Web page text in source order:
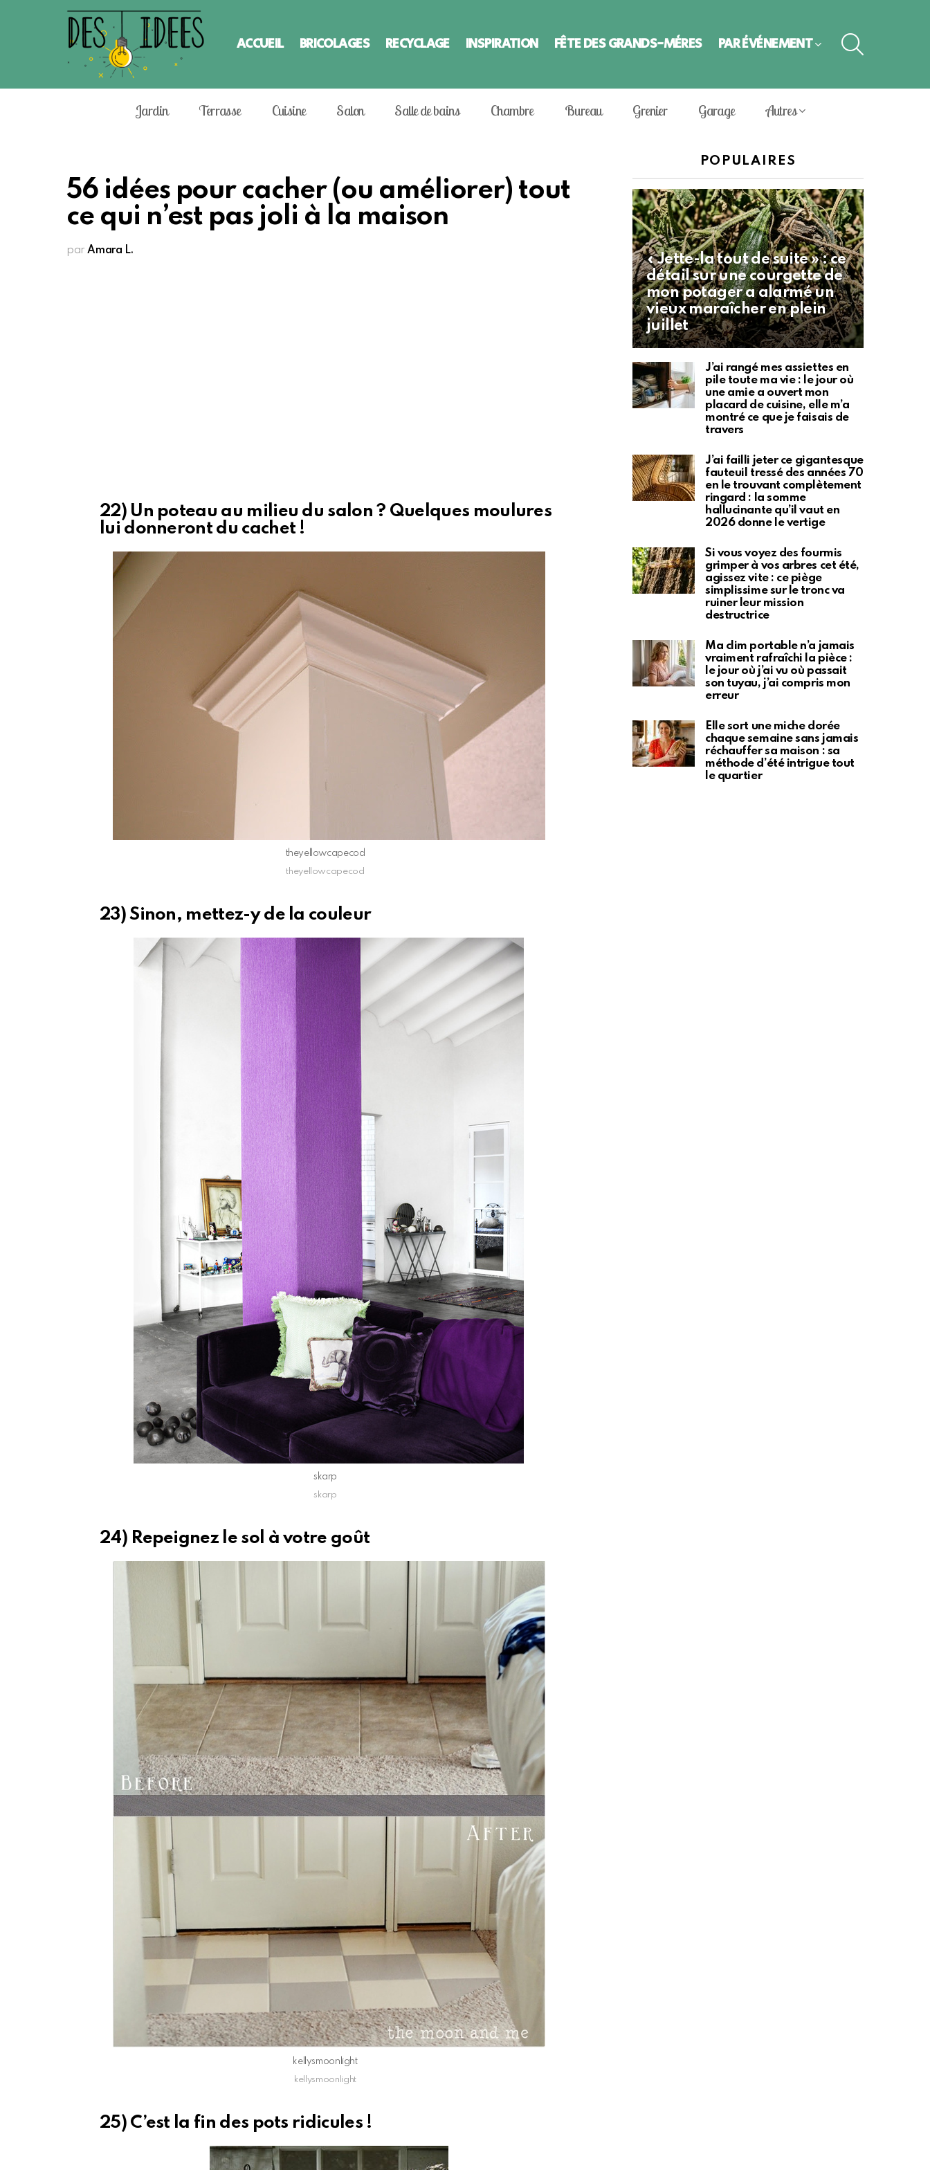
ACCUEIL BRICOLAGES RECYCLAGE INSPIRATION FÊTE DES GRANDS-MÈRES PAR ÉVÈNEMENT
Jardin Terrasse Cuisine Salon Salle de bains Chambre Bureau Grenier Garage Autres
56 idées pour cacher (ou améliorer) tout
ce qui n’est pas joli à la maison
par Amara L.
22) Un poteau au milieu du salon ? Quelques moulures
lui donneront du cachet !
theyellowcapecod
theyellowcapecod
23) Sinon, mettez-y de la couleur
skarp
skarp
24) Repeignez le sol à votre goût
kellysmoonlight
kellysmoonlight
25) C’est la fin des pots ridicules !
POPULAIRES
« Jette-la tout de suite » : ce
détail sur une courgette de
mon potager a alarmé un
vieux maraîcher en plein
juillet
J’ai rangé mes assiettes en
pile toute ma vie : le jour où
une amie a ouvert mon
placard de cuisine, elle m’a
montré ce que je faisais de
travers
J’ai failli jeter ce gigantesque
fauteuil tressé des années 70
en le trouvant complètement
ringard : la somme
hallucinante qu’il vaut en
2026 donne le vertige
Si vous voyez des fourmis
grimper à vos arbres cet été,
agissez vite : ce piège
simplissime sur le tronc va
ruiner leur mission
destructrice
Ma clim portable n’a jamais
vraiment rafraîchi la pièce :
le jour où j’ai vu où passait
son tuyau, j’ai compris mon
erreur
Elle sort une miche dorée
chaque semaine sans jamais
réchauffer sa maison : sa
méthode d’été intrigue tout
le quartier